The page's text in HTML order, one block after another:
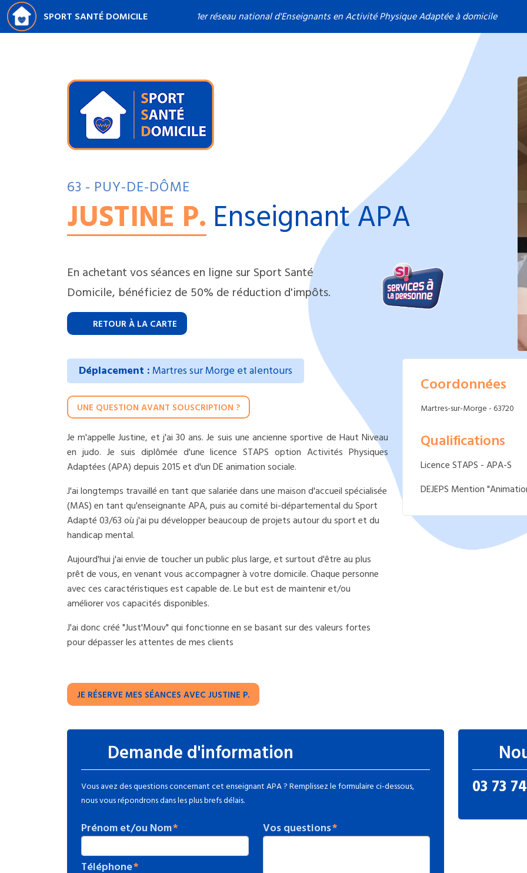
SPORT SANTÉ DOMICILE 1er réseau national d'Enseignants en Activité Physique Adaptée à domicile
63 - PUY-DE-DÔME
JUSTINE P. Enseignant APA
En achetant vos séances en ligne sur Sport Santé
Domicile, bénéficiez de 50% de réduction d'impôts.
RETOUR À LA CARTE
Déplacement : Martres sur Morge et alentours
UNE QUESTION AVANT SOUSCRIPTION ?
Je m'appelle Justine, et j'ai 30 ans. Je suis une ancienne sportive de Haut Niveau
en judo. Je suis diplômée d'une licence STAPS option Activités Physiques
Adaptées (APA) depuis 2015 et d'un DE animation sociale.
J'ai longtemps travaillé en tant que salariée dans une maison d'accueil spécialisée
(MAS) en tant qu'enseignante APA, puis au comité bi-départemental du Sport
Adapté 03/63 où j'ai pu développer beaucoup de projets autour du sport et du
handicap mental.
Aujourd'hui j'ai envie de toucher un public plus large, et surtout d'être au plus
prêt de vous, en venant vous accompagner à votre domicile. Chaque personne
avec ces caractéristiques est capable de. Le but est de maintenir et/ou
améliorer vos capacités disponibles.
J'ai donc créé "Just'Mouv" qui fonctionne en se basant sur des valeurs fortes
pour dépasser les attentes de mes clients
Coordonnées
Martres-sur-Morge - 63720
Qualifications
Licence STAPS - APA-S
DEJEPS Mention
JE RÉSERVE MES SÉANCES AVEC JUSTINE P.
Demande d'information
Vous avez des questions concernant cet enseignant APA ? Remplissez le formulaire ci-dessous,
nous vous répondrons dans les plus brefs délais.
Prénom et/ou Nom
Téléphone
Vos questions
03 73